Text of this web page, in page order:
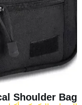
Shoulder Bag